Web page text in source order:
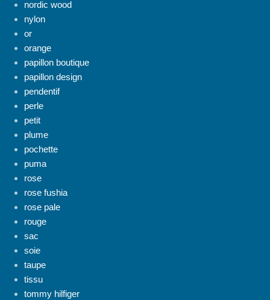
nordic wood
nylon
or
orange
papillon boutique
papillon design
pendentif
perle
petit
plume
pochette
puma
rose
rose fushia
rose pale
rouge
sac
soie
taupe
tissu
tommy hilfiger